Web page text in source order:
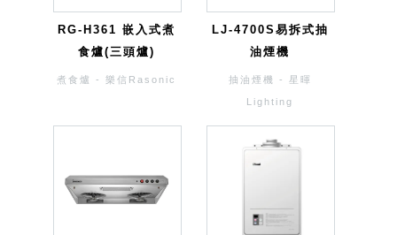
RG-H361 嵌入式煮
食爐(三頭爐)
煮食爐 - 樂信Rasonic
LJ-4700S易拆式抽
油煙機
抽油煙機 - 星暉
Lighting